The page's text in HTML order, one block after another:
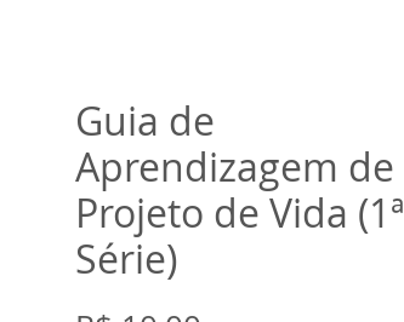
Guia de
Aprendizagem de
Projeto de Vida (1ª
Série)